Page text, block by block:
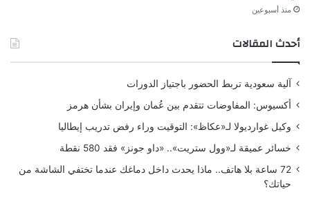
منذ أسبوعين
أحدث المقالات
آلية سعودية تربط الحضور باجتياز الدورات
أكسيوس: المفاوضات تتقدم بين عُمان وإيران بشأن هرمز
وكيل غوارديولا لـ«عكاظ»: التوقيت وراء رفض تدريب إيطاليا
خسائر عميقة لـ«وول ستريت».. «داو جونز» فقد 580 نقطة
72 ساعة بلا هاتف.. ماذا يحدث داخل دماغك عندما تختفي الشاشة من
حياتك؟